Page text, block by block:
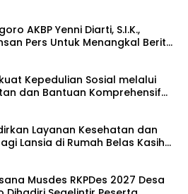
AKBP Yenni Diarti, S.I.K.,
Pers Untuk Menangkal Berita
Kepedulian Sosial melalui
dan Bantuan Komprehensif
Layanan Kesehatan dan
Lansia di Rumah Belas Kasih
Musdes RKPDes 2027 Desa